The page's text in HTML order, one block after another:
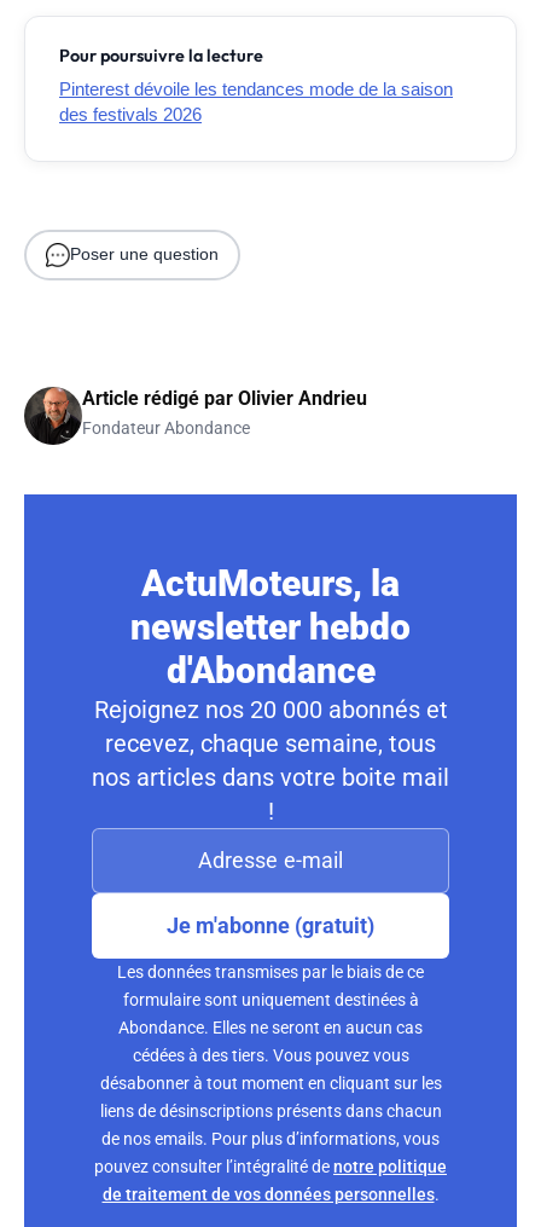
Pour poursuivre la lecture
Pinterest dévoile les tendances mode de la saison
des festivals 2026
Poser une question
Article rédigé par Olivier Andrieu
Fondateur Abondance
ActuMoteurs, la
newsletter hebdo
d'Abondance
Rejoignez nos 20 000 abonnés et
recevez, chaque semaine, tous
nos articles dans votre boite mail
!
Je m'abonne (gratuit)
Les données transmises par le biais de ce
formulaire sont uniquement destinées à
Abondance. Elles ne seront en aucun cas
cédées à des tiers. Vous pouvez vous
désabonner à tout moment en cliquant sur les
liens de désinscriptions présents dans chacun
de nos emails. Pour plus d’informations, vous
pouvez consulter l’intégralité denotre politique
de traitement de vos données personnelles.